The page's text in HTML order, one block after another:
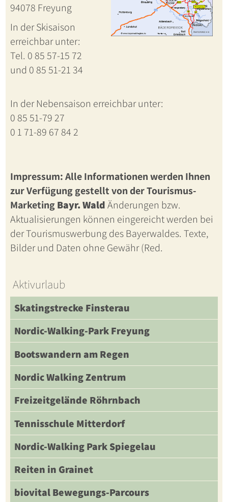
94078 Freyung
In der Skisaison
erreichbar unter:
Tel. 0 85 57-15 72
und 0 85 51-21 34
In der Nebensaison erreichbar unter:
0 85 51-79 27
0 1 71-89 67 84 2
Impressum: Alle Informationen werden Ihnen
zur Verfügung gestellt von der Tourismus-
MarketingBayr. WaldÄnderungen bzw.
Aktualisierungen können eingereicht werden bei
der Tourismuswerbung des Bayerwaldes. Texte,
Bilder und Daten ohne Gewähr (Red.
Aktivurlaub
Skatingstrecke Finsterau
Nordic-Walking-Park Freyung
Bootswandern am Regen
Nordic Walking Zentrum
Freizeitgelände Röhrnbach
Tennisschule Mitterdorf
Nordic-Walking Park Spiegelau
Reiten in Grainet
biovital Bewegungs-Parcours